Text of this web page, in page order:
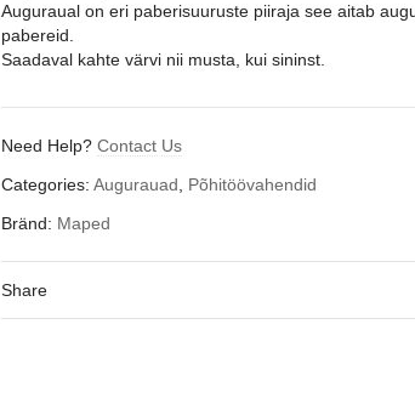
Auguraual on eri paberisuuruste piiraja see aitab
pabereid.
Saadaval kahte värvi nii musta, kui sininst.
Need Help?Contact Us
Categories:Augurauad
Põhitöövahendid
Bränd: Maped
Share